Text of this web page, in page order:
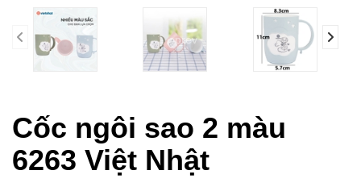
prev
Cốc ngôi sao 2 màu
6263 Việt Nhật